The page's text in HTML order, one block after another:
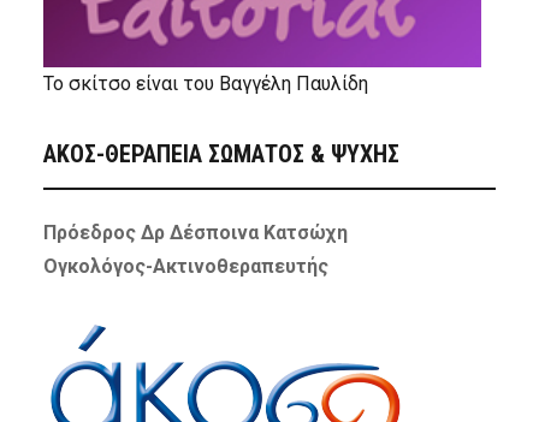
Το σκίτσο είναι του Βαγγέλη Παυλίδη
ΑΚΟΣ-ΘΕΡΑΠΕΙΑ ΣΩΜΑΤΟΣ & ΨΥΧΗΣ
Πρόεδρος Δρ Δέσποινα Κατσώχη
Ογκολόγος-Ακτινοθεραπευτής